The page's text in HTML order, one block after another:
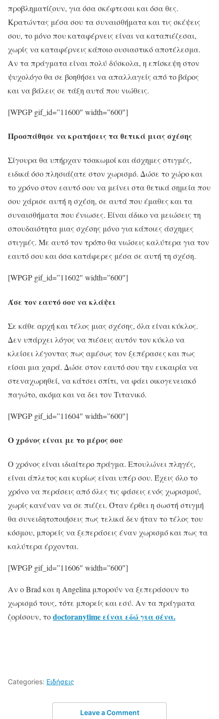
προβληματίζουν, για όσα σκέφτεσαι και όσα θες.
Κρατώντας μέσα σου τα συναισθήματα και τις σκέψεις
σου, το μόνο που καταφέρνεις είναι να καταπιέζεσαι,
χωρίς να καταφέρνεις κάποιο ουσιαστικό αποτέλεσμα.
Αν τα πράγματα είναι πολύ δύσκολα, η επίσκεψη στον
ψυχολόγο θα σε βοηθήσει να απαλλαγείς από το βάρος
και να βάλεις σε τάξη αυτά που νιώθεις.
[WPGP gif_id=”11600″ width=”600″]
Προσπάθησε να κρατήσεις τα θετικά μιας σχέσης
Σίγουρα θα υπήρχαν τσακωμοί και άσχημες στιγμές,
ειδικά όσο πλησιάζατε στον χωρισμό. Δώσε το χώρο και
το χρόνο στον εαυτό σου να μείνει στα θετικά σημεία που
σου χάρισε αυτή η σχέση, σε αυτά που έμαθες και τα
συναισθήματα που ένιωσες. Είναι άδικο να μειώσεις τη
σπουδαιότητα μιας σχέσης μόνο για κάποιες άσχημες
στιγμές. Με αυτό τον τρόπο θα νιώσεις καλύτερα για τον
εαυτό σου και όσα κατάφερες μέσα σε αυτή τη σχέση.
[WPGP gif_id=”11602″ width=”600″]
Άσε τον εαυτό σου να κλάψει
Σε κάθε αρχή και τέλος μιας σχέσης, όλα είναι κύκλος.
Δεν υπάρχει λόγος να πιέσεις αυτόν τον κύκλο να
κλείσει λέγοντας πως αμέσως τον ξεπέρασες και πως
είσαι μια χαρά. Δώσε στον εαυτό σου την ευκαιρία να
στεναχωρηθεί, να κάτσει σπίτι, να φάει οικογενειακό
παγώτο, ακόμα και να δει τον Τιτανικό.
[WPGP gif_id=”11604″ width=”600″]
Ο χρόνος είναι με το μέρος σου
Ο χρόνος είναι ιδιαίτερο πράγμα. Επουλώνει πληγές,
είναι άπλετος και κυρίως είναι υπέρ σου. Έχεις όλο το
χρόνο να περάσεις από όλες τις φάσεις ενός χωρισμού,
χωρίς κανέναν να σε πιέζει. Όταν έρθει η σωστή στιγμή
θα συνειδητοποιήσεις πως τελικά δεν ήταν το τέλος του
κόσμου, μπορείς να ξεπεράσεις έναν χωρισμό και πως τα
καλύτερα έρχονται.
[WPGP gif_id=”11606″ width=”600″]
Αν ο Brad και η Angelina μπορούν να ξεπεράσουν το
χωρισμό τους, τότε μπορείς και εσύ. Αν τα πράγματα
ζορίσουν, τοdoctoranytime είναι εδώ για σένα.
Categories: Ειδήσεις
Leave a Comment